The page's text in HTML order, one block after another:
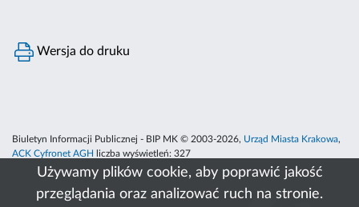
Używamy plików cookie, aby poprawić jakość
przeglądania oraz analizować ruch na stronie.
Wersja do druku
Biuletyn Informacji Publicznej - BIP MK © 2003-2026, Urząd Miasta Krakowa,
ACK Cyfronet AGH
liczba wyświetleń: 327